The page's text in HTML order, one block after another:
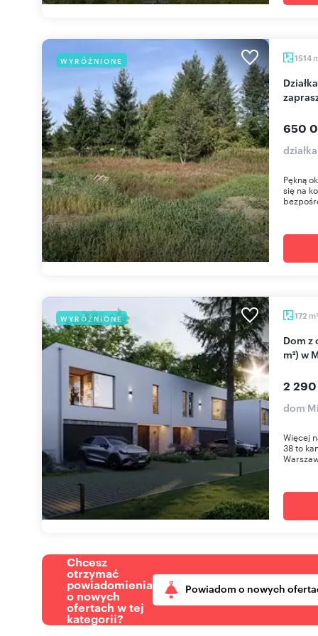
WYRÓŻNIONE 1514
Działka 1514 m² z dostępem do rzeki Zimna Woda -
650
Pękną
się na
WYRÓŻNIONE 172 m2
Dom z ogrodem, garaż, energooszczędny (172
m²) w
2
dom
Więcej
38 to
Chcesz
otrzymać
powiadomienia
o nowych
ofertach w tej
kategorii?
Powiadom o nowych